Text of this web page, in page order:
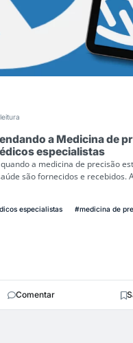
a Medicina de
especialistas
a medicina de precisão
são fornecidos e recebidos.
especialistas #medicina de
Comentar